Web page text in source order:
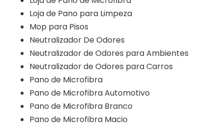
Loja de Pano para Limpeza
Mop para Pisos
Neutralizador De Odores
Neutralizador de Odores para Ambientes
Neutralizador de Odores para Carros
Pano de Microfibra
Pano de Microfibra Automotivo
Pano de Microfibra Branco
Pano de Microfibra Macio